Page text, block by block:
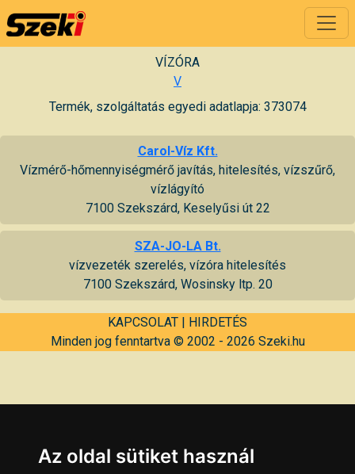
VÍZÓRA
V
Termék, szolgáltatás egyedi adatlapja: 373074
Carol-Víz Kft.
Vízmérő-hőmennyiségmérő javítás, hitelesítés, vízszűrő,
vízlágyító
7100 Szekszárd, Keselyűsi út 22
SZA-JO-LA Bt.
vízvezeték szerelés, vízóra hitelesítés
7100 Szekszárd, Wosinsky ltp. 20
KAPCSOLAT | HIRDETÉS
Minden jog fenntartva © 2002 - 2026 Szeki.hu
Az oldal sütiket használ